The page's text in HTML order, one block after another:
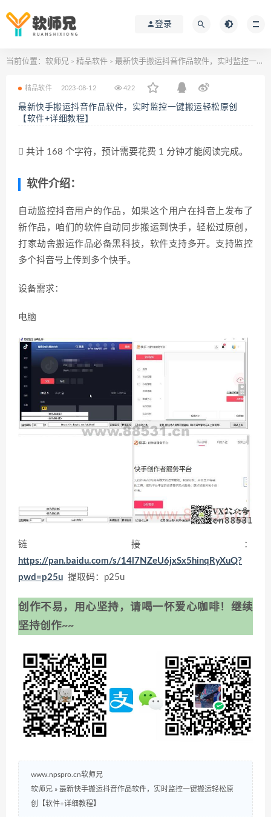
登录
当前位置： 软师兄 > 精品软件 > 最新快手搬运抖音作品软件，实时监控一键搬运轻松原创【软件+详细教程】
精品软件 2023-08-12 422
最新快手搬运抖音作品软件，实时监控一键搬运轻松原创
【软件+详细教程】
共计 168 个字符，预计需要花费 1 分钟才能阅读完成。
软件介绍：
自动监控抖音用户的作品，如果这个用户在抖音上发布了
新作品，咱们的软件自动同步搬运到快手，轻松过原创，
打家劫舍搬运作品必备黑科技，软件支持多开。支持监控
多个抖音号上传到多个快手。
设备需求：
电脑
链接：
https://pan.baidu.com/s/14l7NZeU6jxSx5hinqRyXuQ?
pwd=p25u 提取码：p25u
创作不易，用心坚持，请喝一怀爱心咖啡！继续
坚持创作~~
www.npspro.cn软师兄
软师兄 » 最新快手搬运抖音作品软件，实时监控一键搬运轻松原
创【软件+详细教程】